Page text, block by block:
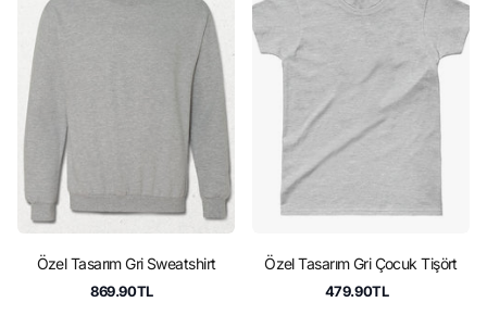
Özel Tasarım Gri Sweatshirt
869.90TL
Özel Tasarım Gri Çocuk Tişört
479.90TL